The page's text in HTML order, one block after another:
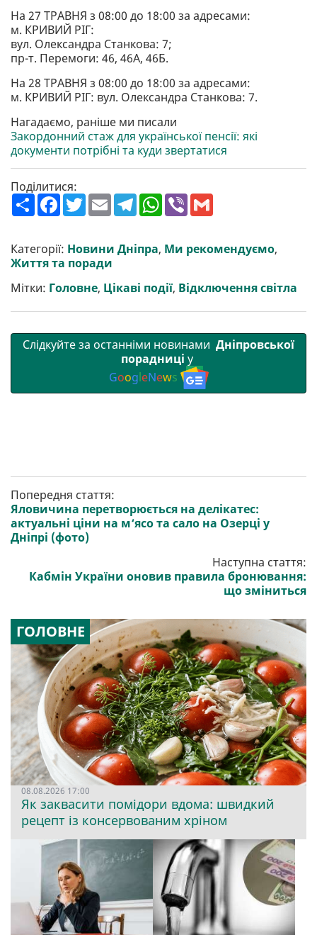
На 27 ТРАВНЯ з 08:00 до 18:00 за адресами:
м. КРИВИЙ РІГ:
вул. Олександра Станкова: 7;
пр-т. Перемоги: 46, 46А, 46Б.
На 28 ТРАВНЯ з 08:00 до 18:00 за адресами:
м. КРИВИЙ РІГ: вул. Олександра Станкова: 7.
Нагадаємо, раніше ми писали
Закордонний стаж для української пенсії: які
документи потрібні та куди звертатися
Поділитися:
П
о
р
и
т
F
a
b
o
o
T
w
t
e
r
E
m
l
T
e
g
r
m
W
h
s
A
p
V
r l
Категорії: Новини Дніпра, Ми рекомендуємо,
Життя та поради
Мітки: Головне, Цікаві події, Відключення світла
Слідкуйте за останніми новинами Дніпровської
порадниці у
GoogleNews
Попередня стаття:
Яловичина перетворюється на делікатес:
актуальні ціни на м‘ясо та сало на Озерці у
Дніпрі (фото)
Наступна стаття:
Кабмін України оновив правила бронювання:
що зміниться
ГОЛОВНЕ
08.08.2026 17:00
Як заквасити помідори вдома: швидкий
рецепт із консервованим хріном